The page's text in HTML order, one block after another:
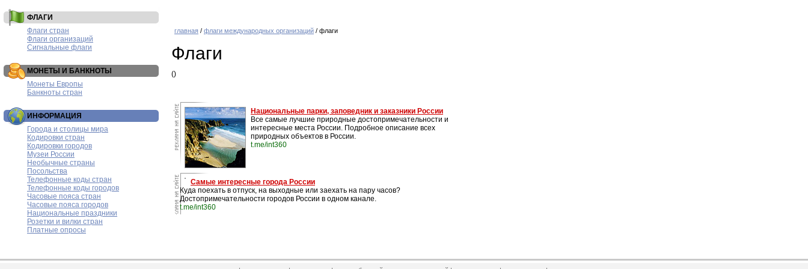
ФЛАГИ
Флаги стран
Флаги организаций
Сигнальные флаги
МОНЕТЫ И БАНКНОТЫ
Монеты Европы
Банкноты стран
ИНФОРМАЦИЯ
Города и столицы мира
Кодировки стран
Кодировки городов
Музеи России
Необычные страны
Посольства
Телефонные коды стран
Телефонные коды городов
Часовые пояса стран
Часовые пояса городов
Национальные праздники
Розетки и вилки стран
Платные опросы
главная / флаги международных организаций / флаги
Флаги
()
Национальные парки, заповедник и заказники России
Все самые лучшие природные достопримечательности и
интересные места России. Подробное описание всех
природных объектов в России.
t.me/int360
Самые интересные города России
Куда поехать в отпуск, на выходные или заехать на пару часов?
Достопримечательности городов России в одном канале.
t.me/int360